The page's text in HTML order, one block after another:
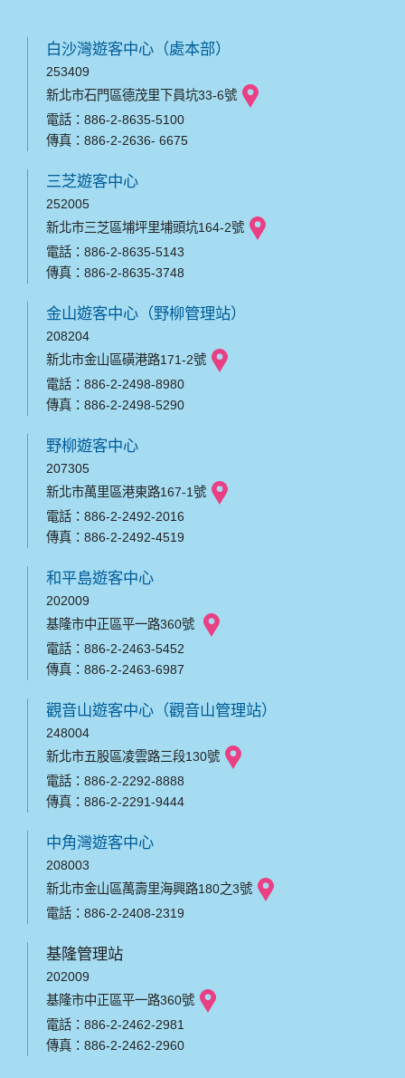
白沙灣遊客中心（處本部）
253409
新北市石門區德茂里下員坑33-6號
電話：886-2-8635-5100
傳真：886-2-2636- 6675
三芝遊客中心
252005
新北市三芝區埔坪里埔頭坑164-2號
電話：886-2-8635-5143
傳真：886-2-8635-3748
金山遊客中心（野柳管理站）
208204
新北市金山區磺港路171-2號
電話：886-2-2498-8980
傳真：886-2-2498-5290
野柳遊客中心
207305
新北市萬里區港東路167-1號
電話：886-2-2492-2016
傳真：886-2-2492-4519
和平島遊客中心
202009
基隆市中正區平一路360號
電話：886-2-2463-5452
傳真：886-2-2463-6987
觀音山遊客中心（觀音山管理站）
248004
新北市五股區凌雲路三段130號
電話：886-2-2292-8888
傳真：886-2-2291-9444
中角灣遊客中心
208003
新北市金山區萬壽里海興路180之3號
電話：886-2-2408-2319
基隆管理站
202009
基隆市中正區平一路360號
電話：886-2-2462-2981
傳真：886-2-2462-2960